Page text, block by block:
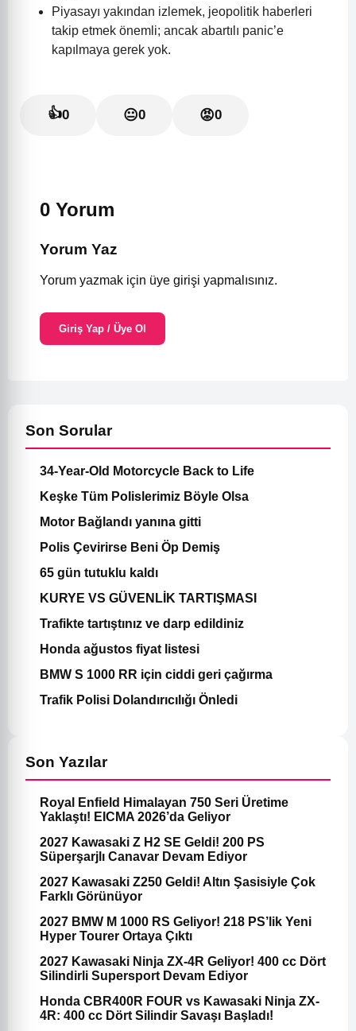
Piyasayı yakından izlemek, jeopolitik haberleri
takip etmek önemli; ancak abartılı panic’e
kapılmaya gerek yok.
👍0 😐0 😡0
0 Yorum
Yorum Yaz
Yorum yazmak için üye girişi yapmalısınız.
Giriş Yap / Üye Ol
Son Sorular
34-Year-Old Motorcycle Back to Life
Keşke Tüm Polislerimiz Böyle Olsa
Motor Bağlandı yanına gitti
Polis Çevirirse Beni Öp Demiş
65 gün tutuklu kaldı
KURYE VS GÜVENLİK TARTIŞMASI
Trafikte tartıştınız ve darp edildiniz
Honda ağustos fiyat listesi
BMW S 1000 RR için ciddi geri çağırma
Trafik Polisi Dolandırıcılığı Önledi
Son Yazılar
Royal Enfield Himalayan 750 Seri Üretime
Yaklaştı! EICMA 2026’da Geliyor
2027 Kawasaki Z H2 SE Geldi! 200 PS
Süperşarjlı Canavar Devam Ediyor
2027 Kawasaki Z250 Geldi! Altın Şasisiyle Çok
Farklı Görünüyor
2027 BMW M 1000 RS Geliyor! 218 PS’lik Yeni
Hyper Tourer Ortaya Çıktı
2027 Kawasaki Ninja ZX-4R Geliyor! 400 cc Dört
Silindirli Supersport Devam Ediyor
Honda CBR400R FOUR vs Kawasaki Ninja ZX-
4R: 400 cc Dört Silindir Savaşı Başladı!